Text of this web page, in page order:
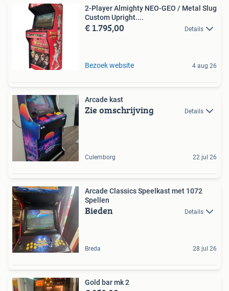
2-Player Almighty NEO-GEO / Metal Slug
Custom Upright....
€ 1.795,00 Details
Bezoek website 4 aug 26
Arcade kast
Zie omschrijving Details
Culemborg 22 jul 26
Arcade Classics Speelkast met 1072
Spellen
Bieden Details
Breda 28 jul 26
Gold bar mk 2